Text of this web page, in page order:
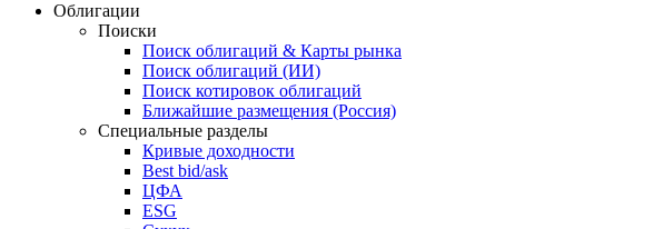
Облигации
Поиски
Поиск облигаций & Карты рынка
Поиск облигаций (ИИ)
Поиск котировок облигаций
Ближайшие размещения (Россия)
Специальные разделы
Кривые доходности
Best bid/ask
ЦФА
ESG